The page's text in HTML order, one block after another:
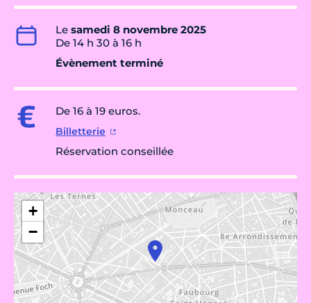
Le samedi 8 novembre 2025
De 14 h 30 à 16 h
Évènement terminé
De 16 à 19 euros.
Billetterie
Réservation conseillée
+
−